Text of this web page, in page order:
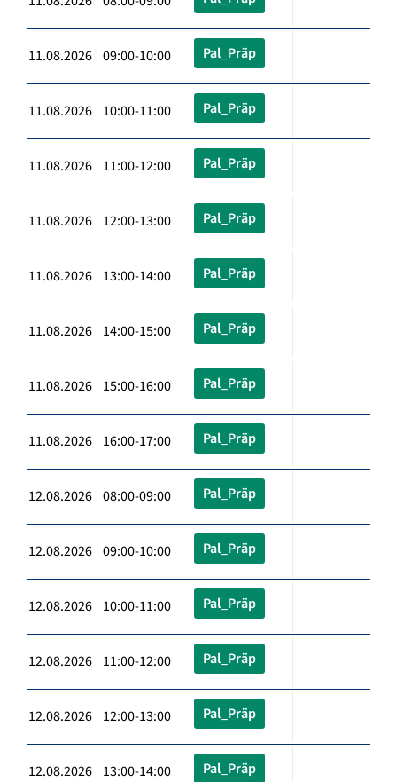
11.08.2026 09:00-10:00 Pal_Präp
11.08.2026 10:00-11:00 Pal_Präp
11.08.2026 11:00-12:00 Pal_Präp
11.08.2026 12:00-13:00 Pal_Präp
11.08.2026 13:00-14:00 Pal_Präp
11.08.2026 14:00-15:00 Pal_Präp
11.08.2026 15:00-16:00 Pal_Präp
11.08.2026 16:00-17:00 Pal_Präp
12.08.2026 08:00-09:00 Pal_Präp
12.08.2026 09:00-10:00 Pal_Präp
12.08.2026 10:00-11:00 Pal_Präp
12.08.2026 11:00-12:00 Pal_Präp
12.08.2026 12:00-13:00 Pal_Präp
12.08.2026 13:00-14:00 Pal_Präp